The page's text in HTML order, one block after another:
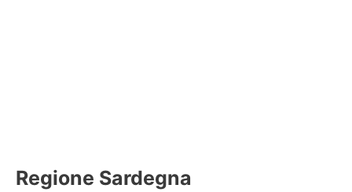
Regione Sardegna